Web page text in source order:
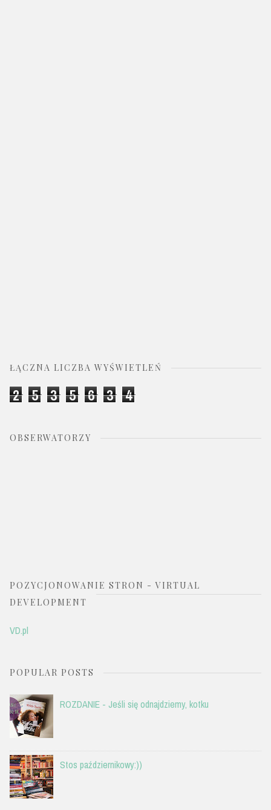
ŁĄCZNA LICZBA WYŚWIETLEŃ
2 5 3 5 6 3 4
OBSERWATORZY
POZYCJONOWANIE STRON - VIRTUAL
DEVELOPMENT
VD.pl
POPULAR POSTS
ROZDANIE - Jeśli się odnajdziemy, kotku
Stos październikowy:))